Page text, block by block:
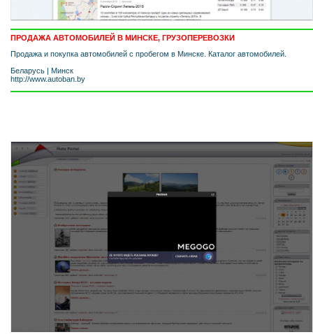
ПРОДАЖА АВТОМОБИЛЕЙ В МИНСКЕ, ГРУЗОПЕРЕВОЗКИ
Продажа и покупка автомобилей с пробегом в Минске. Каталог автомобилей.
Беларусь | Минск
http://www.autoban.by